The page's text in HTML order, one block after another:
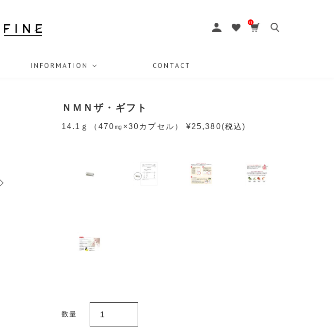
0
INFORMATION CONTACT
ＮＭＮザ・ギフト
14.1ｇ（470㎎×30カプセル） ¥25,380(税込)
数量